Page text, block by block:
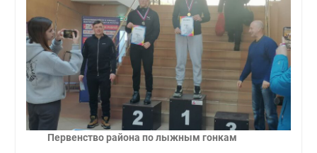
Первенство района по лыжным гонкам